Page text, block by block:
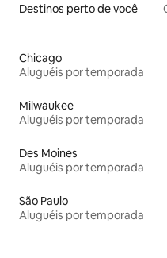
Destinos perto de você
Chicago
Aluguéis por temporada
Milwaukee
Aluguéis por temporada
Des Moines
Aluguéis por temporada
São Paulo
Aluguéis por temporada